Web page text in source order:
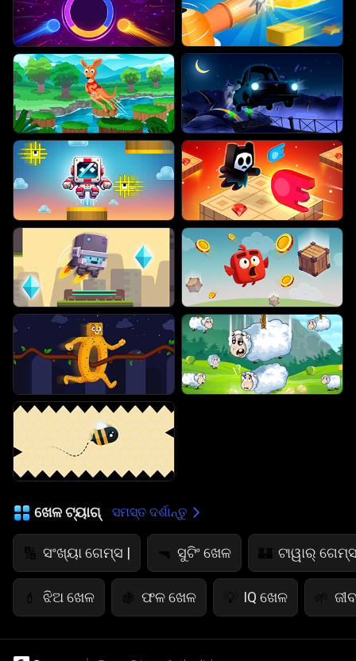
ଖେଳ ଟ୍ୟାଗ୍ ସମସ୍ତ ଦର୍ଶାନ୍ତୁ
🔢 ସଂଖ୍ୟା ଗେମ୍ସ | 🔫 ସୁଟିଂ ଖେଳ 🏰 ଟାୱାର୍
💄 ଝିଅ ଖେଳ 🍇 ଫଳ ଖେଳ 💡 IQ ଖେଳ 🌱